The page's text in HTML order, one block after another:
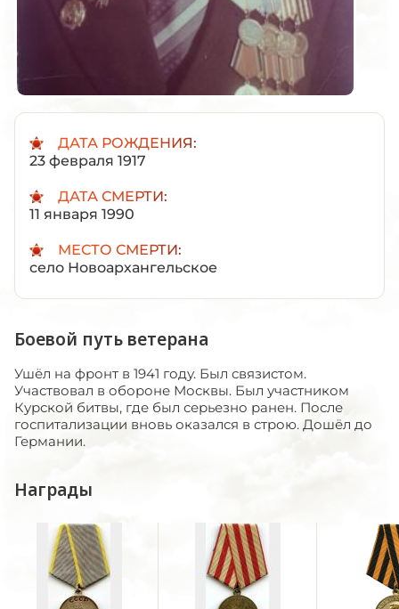
ДАТА РОЖДЕНИЯ:
23 февраля 1917
ДАТА СМЕРТИ:
11 января 1990
МЕСТО СМЕРТИ:
село Новоархангельское
Боевой путь ветерана
Ушёл на фронт в 1941 году. Был связистом.
Участвовал в обороне Москвы. Был участником
Курской битвы, где был серьезно ранен. После
госпитализации вновь оказался в строю. Дошёл до
Германии.
Награды